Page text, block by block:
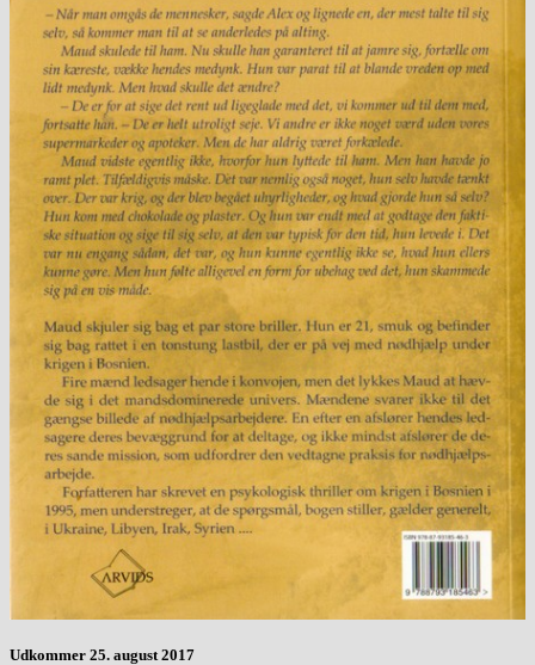
Udkommer 25. august 2017